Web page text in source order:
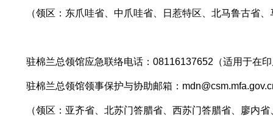
（领区：东爪哇省、中爪哇省、日惹特区、北马鲁古省、
驻棉兰总领馆应急联络电话：08116137652（适用于在
驻棉兰总领馆领事保护与协助邮箱：
（领区： 亚齐省、北苏门答腊省、西苏门答腊省、廖内